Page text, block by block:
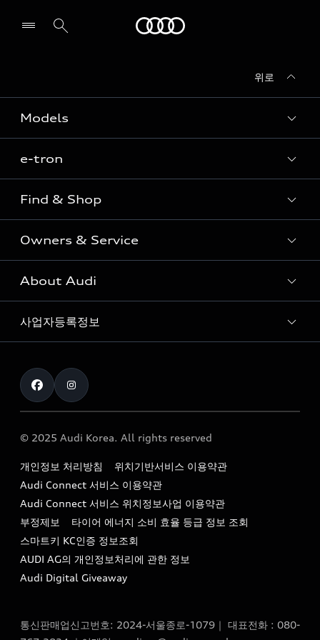
위로
Models
Sedan
SUV
Coupe
S range
e-tron
e-tron
Find & Shop
전시장/AAP 전시장/AS센터
아우디 신차 재고
아우디 모델 비교하기
아우디 공식 인증 중고차
The new Audi A6 Taste Drive 이벤트
Owners & Service
고객안내
Audi Connect
myAudiworld
내비게이션 데이터 다운로드
아우디 영상 매뉴얼
서비스 센터
서비스 프로그램
아우디 e-tron 케어 프로그램
사설수리업체를 위한 권고사항
About Audi
아우디 브랜드
Formula 1
Audi Story
아우디코리아 소식
아우디코리아 소개
아우디 스토리
아우디 브랜드 히스토리
quattro 시스템
사업자등록정보
통신판매업신고번호 : 2024-서울종로-1079
대표자명 : 틸 셰어
딩)
이메일 : audi_m@audi-ccc.co.kr
© 2025 Audi Korea. All rights reserved
개인정보 처리방침
위치기반서비스 이용약관
Audi Connect 서비스 이용약관
Audi Connect 서비스 위치정보사업 이용약관
부정제보
타이어 에너지 소비 효율 등급 정보 조회
스마트키 KC인증 정보조회
AUDI AG의 개인정보처리에 관한 정보
Audi Digital Giveaway
통신판매업신고번호: 2024-서울종로-1079｜ 대표전화 : 080-